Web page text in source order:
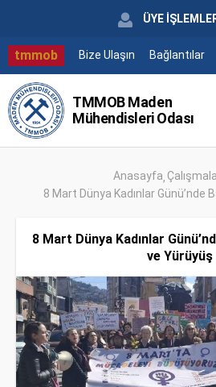
ÜYE
tmmob Bize Ulaşın Bağlantılar
TMMOB Maden
Mühendisleri Odası
Anasayfa
8 Mart Dünya Kadınlar Günü’nde
8 Mart Dünya Kadınlar
ve Yürüyüş